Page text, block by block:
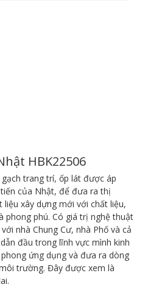
HBK22506
trang trí, ốp lát được áp
của Nhật, để đưa ra thị
xây dựng mới với chất liệu,
phong phú. Có giá trị nghệ thuật
nhà Chung Cư, nhà Phố và cả
đầu trong lĩnh vực mình kinh
ứng dụng và đưa ra dòng
trường. Đây được xem là